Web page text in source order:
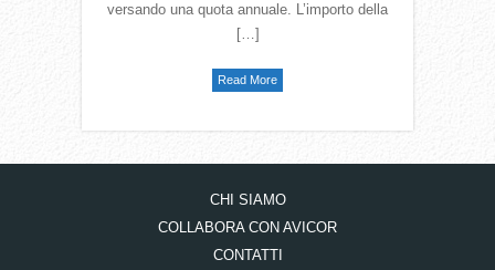
versando una quota annuale. L’importo della
[…]
Read More
CHI SIAMO
COLLABORA CON AVICOR
CONTATTI